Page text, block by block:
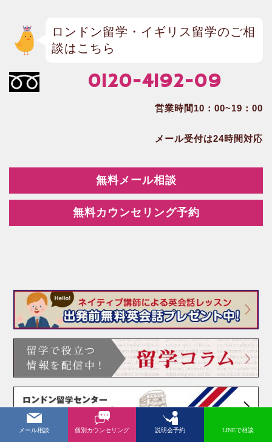
ロンドン留学・イギリス留学のご相
談はこちら
0120-4192-09
営業時間10：00~19：00
メール受付は24時間対応
無料メール相談
無料カウンセリング予約
メール相談 個別カウンセリング 説明会予約 LINEで相談